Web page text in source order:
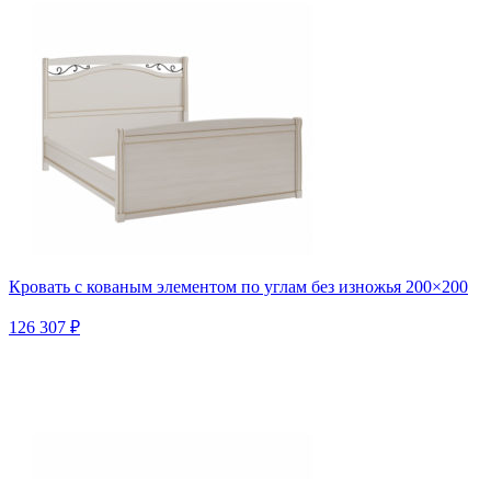
Кровать с кованым элементом по углам без изножья 200×200
126 307 ₽